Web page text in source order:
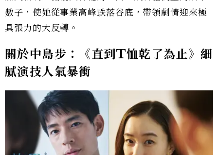
數子，使她從事業高峰跌落谷底，帶領劇情迎來極
具張力的大反轉。
關於中島步：《直到T恤乾了為止》細
膩演技人氣暴衝